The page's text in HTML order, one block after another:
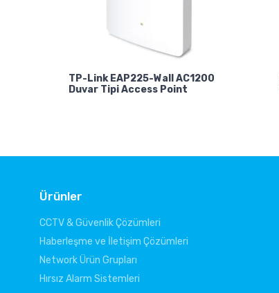
TP-Link EAP225-Wall AC1200
Duvar Tipi Access Point
Ürünler
CCTV & Güvenlik Çözümleri
Haberleşme ve İletişim Çözümleri
Network Ürün Grupları
Hırsız Alarm Sistemleri